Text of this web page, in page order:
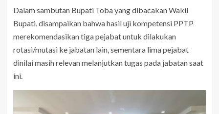
Dalam sambutan Bupati Toba yang dibacakan Wakil
Bupati, disampaikan bahwa hasil uji kompetensi PPTP
merekomendasikan tiga pejabat untuk dilakukan
rotasi/mutasi ke jabatan lain, sementara lima pejabat
dinilai masih relevan melanjutkan tugas pada jabatan saat
ini.